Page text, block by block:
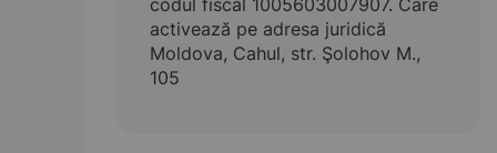
codul fiscal 1005603007907. Care
activează pe adresa juridică
Moldova, Cahul, str. Şolohov M.,
105